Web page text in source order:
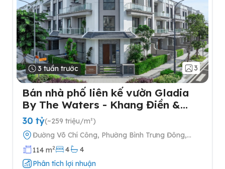
3 tuần trước 3
Bán nhà phố liên kế vườn Gladia
By The Waters - Khang Điền &
Keppel tại Quận 2
30 tỷ(~259 triệu/m²)
Đường Võ Chí Công, Phường Bình Trưng Đông,
Quận 2, Thành phố Hồ Chí Minh
114 m2 4
4
Phân tích lợi nhuận